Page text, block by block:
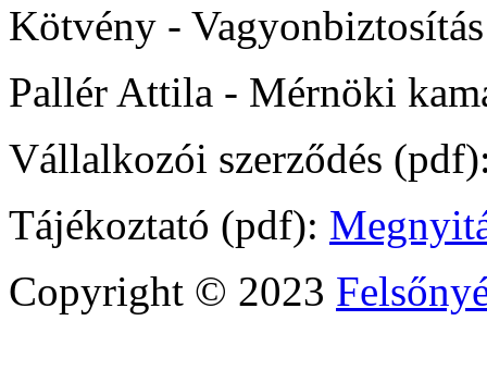
Kötvény -
Pallér Attila - Mérnöki
Vállalkozói szerződés
Tájékoztató (pdf):
Copyright © 2023